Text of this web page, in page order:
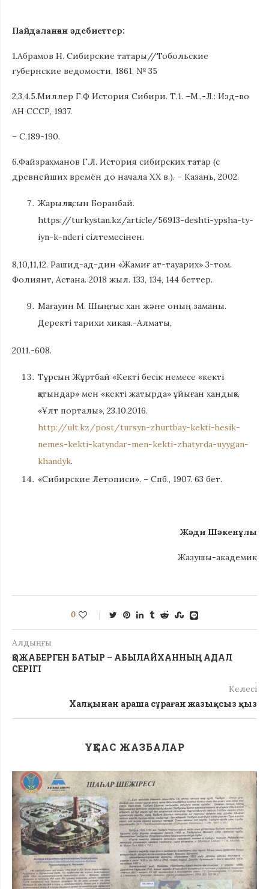
Пайдаланған әдебиеттер:
1.Абрамов Н. Сибирские татары//Тобольские
губернские ведомости, 1861, № 35
2,3,4.5.Миллер Г.Ф История Сибири. Т.1. –М.,-Л.: Изд-во
АН СССР, 1937.
– С.189-190.
6.Файзрахманов Г.Л. История сибирских татар (с
древнейших времён до начала XX в.). – Казань, 2002.
Жарылқасын Боранбай.
https://turkystan.kz/article/56913-deshti-ypsha-ty-
iyn-k-nderi сілтемесінен.
8,10,11,12. Рашид-ад-дин «Жамиғ ат-тауарих» 3-том.
Фолиянт, Астана. 2018 жыл. 133, 134, 144 беттер.
Мағауин М. Шыңғыс хан және оның заманы.
Деректі тарихи хикая.-Алматы,
2011.-608.
Тұрсын Жұртбай «Кекті бесік немесе «кекті
қатындар» мен «кекті жатырда» ұйыған хандық».
«Ұлт порталы», 23.10.2016.
http://ult.kz/post/tursyn-zhurtbay-kekti-besik-
nemes-kekti-katyndar-men-kekti-zhatyrda-uyygan-
khandyk.
«Сибирские Летописи». – Спб., 1907. 63 бет.
Жәди Шәкенұлы
Жазушы-академик
0
Алдыңғы
ҚОЖАБЕРГЕН БАТЫР – АБЫЛАЙХАННЫҢ АДАЛ
СЕРІГІ
Келесі
Халқынан араша сұраған жазықсыз қыз
ҰҚСАС ЖАЗБАЛАР